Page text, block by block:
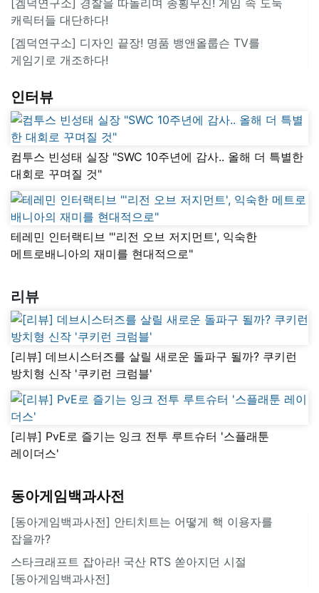
캐릭터들 대단하다!
[겜덕연구소] 디자인 끝장! 명품 뱅앤올룹슨 TV를
게임기로 개조하다!
인터뷰
컴투스 빈성태 실장 "SWC 10주년에 감사.. 올해 더 특별한
대회로 꾸며질 것"
테레민 인터랙티브 "'리전 오브 저지먼트', 익숙한
메트로배니아의 재미를 현대적으로"
리뷰
[리뷰] 데브시스터즈를 살릴 새로운 돌파구 될까? 쿠키런
방치형 신작 '쿠키런 크럼블'
[리뷰] PvE로 즐기는 잉크 전투 루트슈터 '스플래툰
레이더스'
동아게임백과사전
[동아게임백과사전] 안티치트는 어떻게 핵 이용자를
잡을까?
스타크래프트 잡아라! 국산 RTS 쏟아지던 시절
[동아게임백과사전]